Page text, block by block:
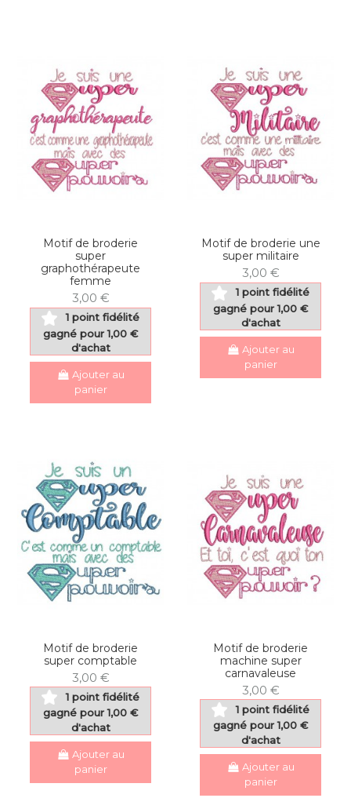
Motif de broderie
super
graphothérapeute
femme
3,00 €
1 point fidélité
gagné pour 1,00 €
d'achat
Ajouter au
panier
Motif de broderie une
super militaire
3,00 €
1 point fidélité
gagné pour 1,00 €
d'achat
Ajouter au
panier
Motif de broderie
super comptable
3,00 €
1 point fidélité
gagné pour 1,00 €
d'achat
Ajouter au
panier
Motif de broderie
machine super
carnavaleuse
3,00 €
1 point fidélité
gagné pour 1,00 €
d'achat
Ajouter au
panier